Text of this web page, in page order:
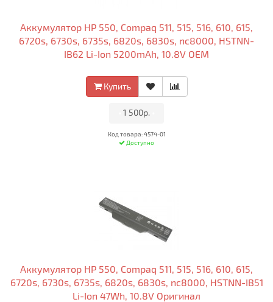
Аккумулятор HP 550, Compaq 511, 515, 516, 610, 615,
6720s, 6730s, 6735s, 6820s, 6830s, nc8000, HSTNN-
IB62 Li-Ion 5200mAh, 10.8V OEM
Купить
1 500р.
Код товара: 4574-01
Доступно
Аккумулятор HP 550, Compaq 511, 515, 516, 610, 615,
6720s, 6730s, 6735s, 6820s, 6830s, nc8000, HSTNN-IB51
Li-Ion 47Wh, 10.8V Оригинал